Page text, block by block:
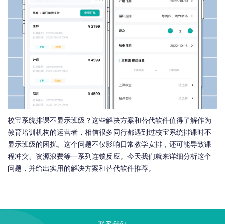
校宝系统排课不显示班级？这些解决方案和替代软件值得了解作为
教育培训机构的运营者，相信很多同行都遇到过校宝系统排课时不
显示班级的困扰。这个问题不仅影响日常教学安排，还可能导致课
程冲突、资源浪费等一系列连锁反应。今天我们就来详细分析这个
问题，并给出实用的解决方案和替代软件推荐。